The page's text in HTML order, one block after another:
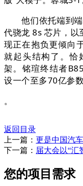
他们依托端到端
代骁龙 8s 芯片，以
现正在抱负更倾向
就起头结构了。恰
架。铭瑄终结者
设一个至多70亿参
。
返回目录
上一篇： 更是中国汽
下一篇： 届大会以“汇
您的项目需求